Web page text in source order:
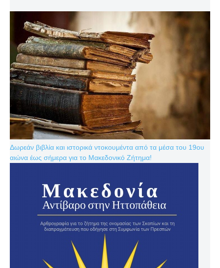
Δωρεάν βιβλία και ιστορικά ντοκουμέντα από τα μέσα του 19ου
αιώνα έως σήμερα για το Μακεδονικό Ζήτημα!